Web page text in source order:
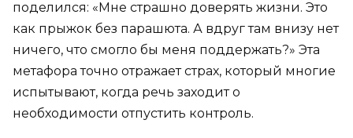
поделился: «Мне страшно доверять жизни. Это
как прыжок без парашюта. А вдруг там внизу нет
ничего, что смогло бы меня поддержать?» Эта
метафора точно отражает страх, который многие
испытывают, когда речь заходит о
необходимости отпустить контроль.